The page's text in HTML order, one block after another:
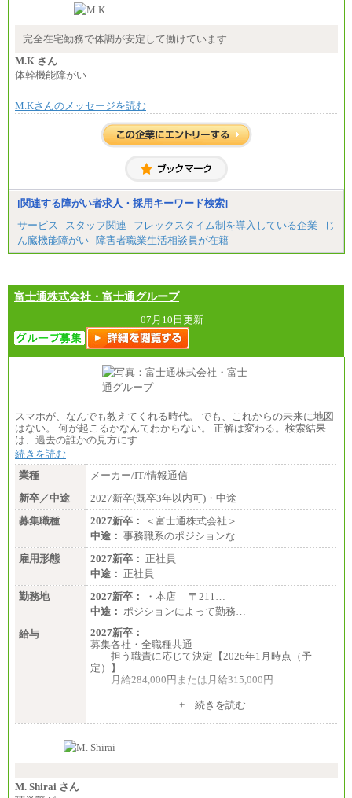
時給 1,226円（実働4.5時間）
間額換算額）
・退職金相当手当 37円
ざいません。
完全在宅勤務で体調が安定して働けています
M.K さん
体幹機能障がい
M.Kさんのメッセージを読む
[関連する障がい者求人・採用キーワード検索]
サービス
スタッフ関連 フレックスタイム制を導入している企業
じ
ん臓機能障がい 障害者職業生活相談員が在籍
富士通株式会社・富士通グループ
07月10日更新
スマホが、なんでも教えてくれる時代。 でも、これからの未来に地図
はない。 何が起こるかなんてわからない。 正解は変わる。検索結果
は、過去の誰かの見方にす…
続きを読む
業種
メーカー/IT/情報通信
新卒／中途
2027新卒(既卒3年以内可)・中途
募集職種
2027新卒：
＜富士通株式会社＞…
中途： 事務職系のポジションな…
雇用形態
2027新卒： 正社員
中途： 正社員
勤務地
2027新卒：
・本店 〒211…
中途： ポジションによって勤務…
給与
2027新卒：
募集各社・全職種共通
担う職責に応じて決定【2026年1月時点（予
定）】
月給284,000円または月給315,000円
※入社後早期から、自律的な業務遂行が求めら
す。
い職責を担う方については、さらに高い金額を個別
+ 続きを読む
M. Shirai さん